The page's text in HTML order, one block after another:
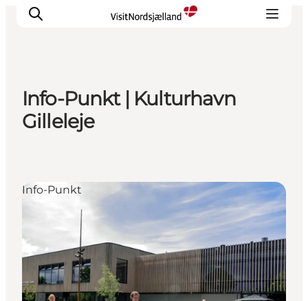
Highlights
Erlebnisse
Städte
Reiseplanung
Info-Punkt | Kulturhavn
Gilleleje
Info-Punkt